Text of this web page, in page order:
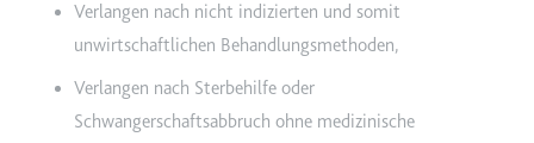
Verlangen nach nicht indizierten und somit
unwirtschaftlichen Behandlungsmethoden,
Verlangen nach Sterbehilfe oder
Schwangerschaftsabbruch ohne medizinische